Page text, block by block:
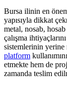
Bursa ilinin en
yapısıyla dikkat
metal, nosab, hosab
çalışma
sistemlerinin yerine
platform
etmekte hem de
zamanda teslim